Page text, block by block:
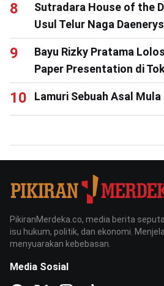
Sutradara House of the
Usul Telur Naga
Bayu Rizky Pratama
Paper Presentation di
Lamuri Sebuah Asal Mula
PikiranMerdeka.co, media berita
isu hukum, politik, dan ekonomi.
menyuarakan kebebasan.
Media Sosial